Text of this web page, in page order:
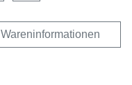
Wareninformationen